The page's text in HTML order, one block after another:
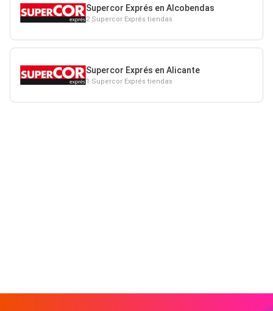
Supercor Exprés en Alcobendas
2 Supercor Exprés tiendas
Supercor Exprés en Alicante
1 Supercor Exprés tiendas